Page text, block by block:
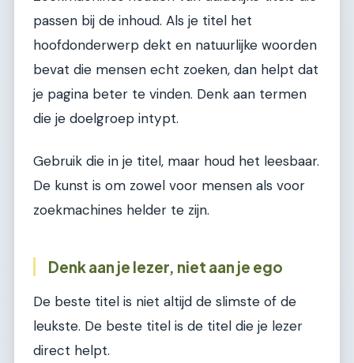
passen bij de inhoud. Als je titel het
hoofdonderwerp dekt en natuurlijke woorden
bevat die mensen echt zoeken, dan helpt dat
je pagina beter te vinden. Denk aan termen
die je doelgroep intypt.
Gebruik die in je titel, maar houd het leesbaar.
De kunst is om zowel voor mensen als voor
zoekmachines helder te zijn.
Denk aan je lezer, niet aan je ego
De beste titel is niet altijd de slimste of de
leukste. De beste titel is de titel die je lezer
direct helpt.